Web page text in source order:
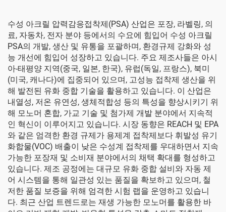
수성 아크릴 압력감응접착제(PSA) 산업은 포장, 라벨링, 의
료, 자동차, 전자 분야 등에서의 수요에 힘입어 수성 아크릴
PSA의 개발, 생산 및 유통을 포괄하며, 환경규제 강화와 성
능 개선에 힘입어 성장하고 있습니다. 주요 제조사들은 아시
아-태평양 지역(중국, 일본, 한국), 유럽(독일, 프랑스), 북미
(미국, 캐나다)에 집중되어 있으며, 고성능 접착제 생산을 위
해 발전된 유화 중합 기술을 활용하고 있습니다. 이 산업은
내열성, 저온 유연성, 생체적합성 등의 특성을 향상시키기 위
해 모노머 혼합, 가교 기술 및 첨가제 개발 분야에서 지속적
인 혁신이 이루어지고 있습니다. 시장 동향은 REACH 및 EPA
와 같은 엄격한 환경 규제가 용제계 접착제보다 휘발성 유기
화합물(VOC) 배출이 낮은 수성계 접착제를 우대하면서 지속
가능한 포장재 및 소비재 분야에서의 채택 확대를 형성하고
있습니다. 제조 공정에는 대규모 유화 중합 설비와 자동 제
어 시스템을 통해 일관성 있는 품질을 확보하고 있으며, 철
저한 품질 보증을 위해 엄격한 시험 랩을 운영하고 있습니
다. 최근 산업 트렌드로는 재생 가능한 모노머를 활용한 바